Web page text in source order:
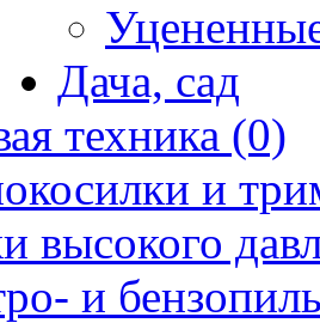
Дача, сад
техника (0)
и
высокого
и